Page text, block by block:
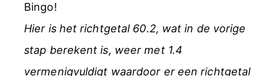
Bingo!
Hier is het richtgetal 60.2, wat in de vorige
stap berekent is, weer met 1.4
vermenigvuldigt waardoor er een richtgetal